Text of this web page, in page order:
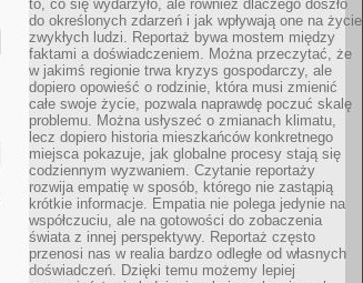
to, co się wydarzyło, ale również dlaczego doszło
do określonych zdarzeń i jak wpływają one na życie
zwykłych ludzi. Reportaż bywa mostem między
faktami a doświadczeniem. Można przeczytać, że
w jakimś regionie trwa kryzys gospodarczy, ale
dopiero opowieść o rodzinie, która musi zmienić
całe swoje życie, pozwala naprawdę poczuć skalę
problemu. Można usłyszeć o zmianach klimatu,
lecz dopiero historia mieszkańców konkretnego
miejsca pokazuje, jak globalne procesy stają się
codziennym wyzwaniem. Czytanie reportaży
rozwija empatię w sposób, którego nie zastąpią
krótkie informacje. Empatia nie polega jedynie na
współczuciu, ale na gotowości do zobaczenia
świata z innej perspektywy. Reportaż często
przenosi nas w realia bardzo odległe od własnych
doświadczeń. Dzięki temu możemy lepiej